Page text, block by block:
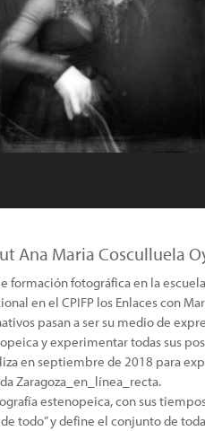
Ana Maria Cosculluela
formación fotográfica en la
en el CPIFP los Enlaces con
pasan a ser su medio de
y experimentar todas sus
en septiembre de 2018 para
Zaragoza_en_línea_recta.
estenopeica, con sus
todo” y define el conjunto de